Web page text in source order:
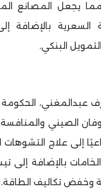
يجعل المصانع
السعرية بالإضافة
البنكي.
عبدالمغني، الحكومة
الصيني والمنافسة
داعيًا إلى علاج
بالإضافة إلى
وخفض تكاليف الطاقة.